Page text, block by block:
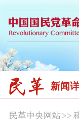
新闻
民革中央网站>>